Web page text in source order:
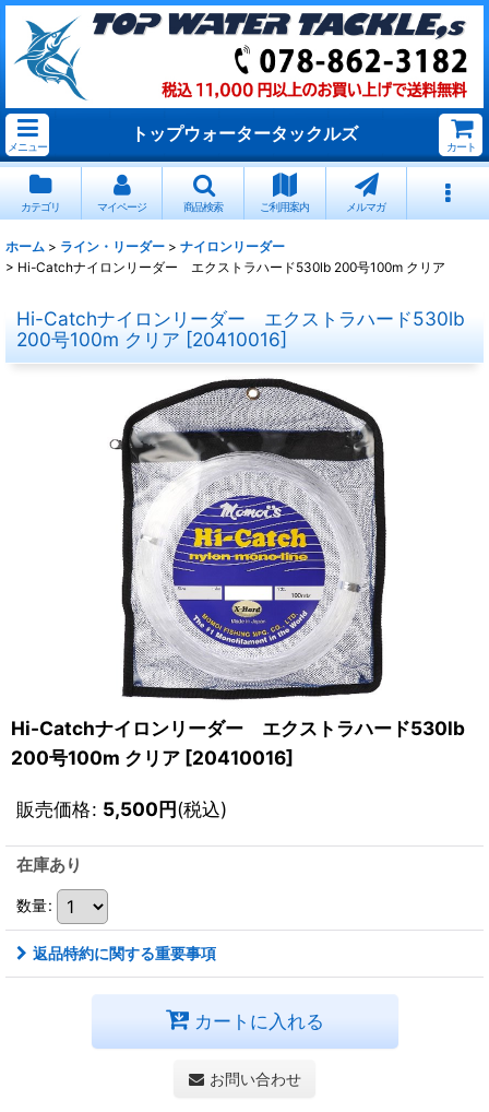
メニュー
トップウォータータックルズ
カート
カテゴリ マイページ 商品検索 ご利用案内 メルマガ
ホーム > ライン・リーダー > ナイロンリーダー
> Hi-Catchナイロンリーダー エクストラハード530lb 200号100m クリア
Hi-Catchナイロンリーダー エクストラハード530lb
200号100m クリア [20410016]
Hi-Catchナイロンリーダー エクストラハード530lb
200号100m クリア [20410016]
販売価格: 5,500円(税込)
在庫あり
数量:
返品特約に関する重要事項
カートに入れる
お問い合わせ